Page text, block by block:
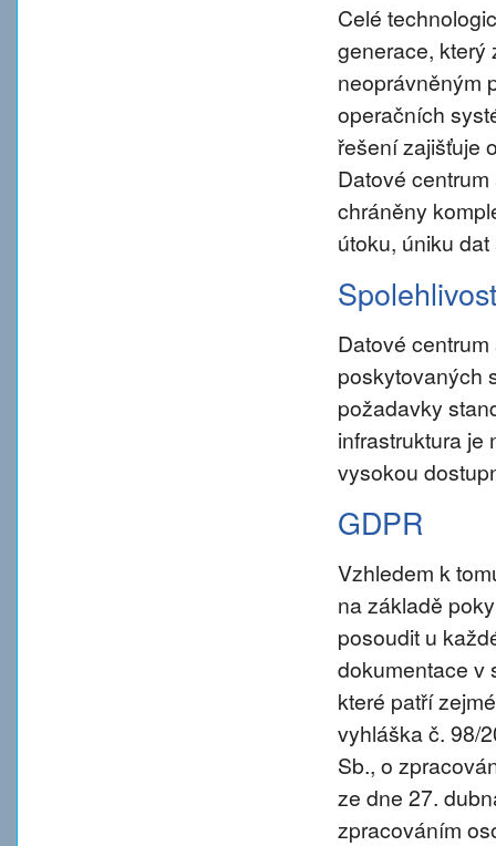
Celé
generace, který
neoprávněným
operačních
řešení zajišťuje
Datové
chráněny
útoku, úniku
Spolehlivost
Datové
poskytovaných
požadavky
infrastruktura je
vysokou
GDPR
Vzhledem k
na základě
posoudit u
dokumentace v
které patří
vyhláška č. 98/
Sb., o
ze dne 27.
zpracováním